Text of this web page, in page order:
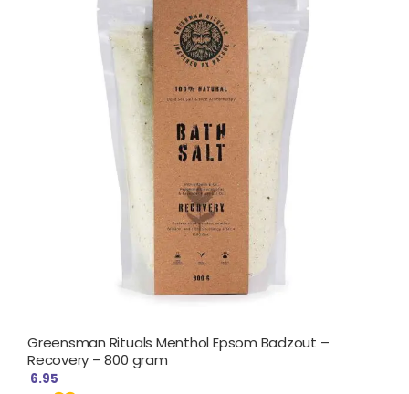
Greensman Rituals Menthol Epsom Badzout –
Recovery – 800 gram
6.95